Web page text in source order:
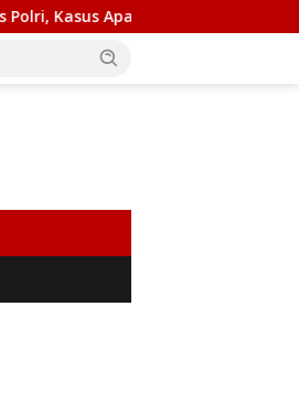
PB HIMABIR: Cetak Sawah